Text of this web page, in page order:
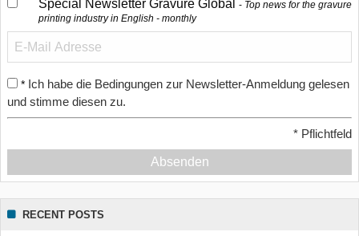
Special Newsletter Gravure Global
Top news for the gravure
printing industry in English - monthly
* Ich habe die Bedingungen zur Newsletter-Anmeldung gelesen
und stimme diesen zu.
* Pflichtfeld
Absenden
RECENT POSTS